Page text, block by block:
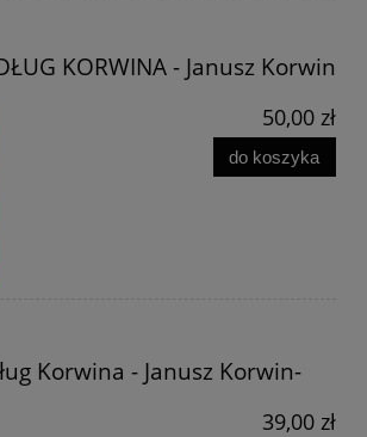
KORWINA - Janusz Korwin
50,00 zł
do koszyka
Korwina - Janusz Korwin-
39,00 zł